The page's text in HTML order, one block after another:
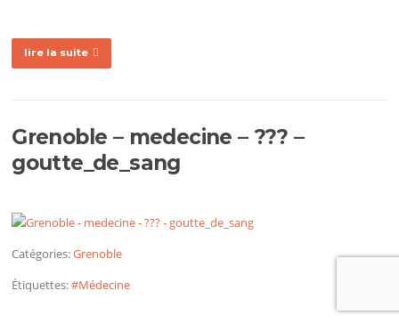
lire la suite
Grenoble – medecine – ??? –
goutte_de_sang
Catégories:Grenoble
Étiquettes:#Médecine